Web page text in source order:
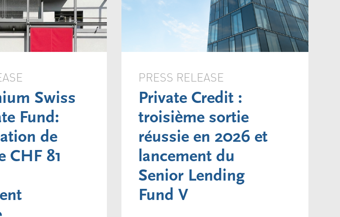
Swiss
Fund:
de
CHF 81
PRESS RELEASE
Private Credit :
troisième sortie
réussie en 2026 et
lancement du
Senior Lending
Fund V